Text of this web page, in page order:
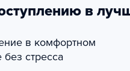
в
в комфортном
без стресса